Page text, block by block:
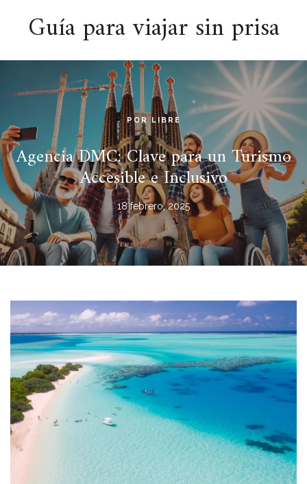
ESPACIO
Guía para viajar sin prisa
POR LIBRE
Agencia DMC: Clave para un Turismo
Accesible e Inclusivo
18 febrero, 2025